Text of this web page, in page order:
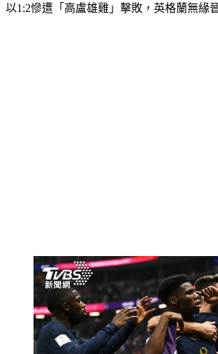
以1:2慘遭「高盧雄雞」擊敗，英格蘭無緣